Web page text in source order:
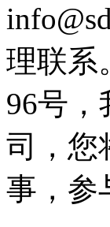
理联系
96号
司，您
事，参